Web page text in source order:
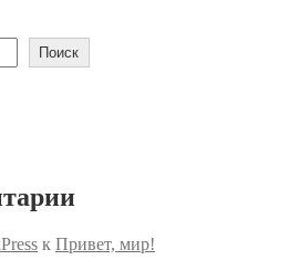
Поиск
к Привет, мир!